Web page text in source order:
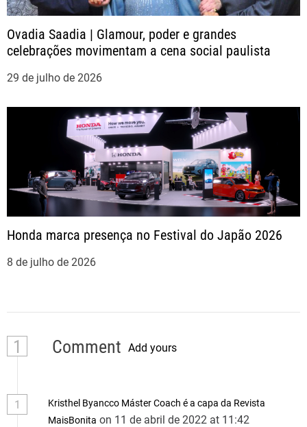
t
Ovadia Saadia | Glamour, poder e grandes
celebrações movimentam a cena social paulista
29 de julho de 2026
Honda marca presença no Festival do Japão 2026
8 de julho de 2026
1 Comment Add yours
1
Kristhel Byancco Máster Coach é a capa da Revista
MaisBonita on 11 de abril de 2022 at 11:42